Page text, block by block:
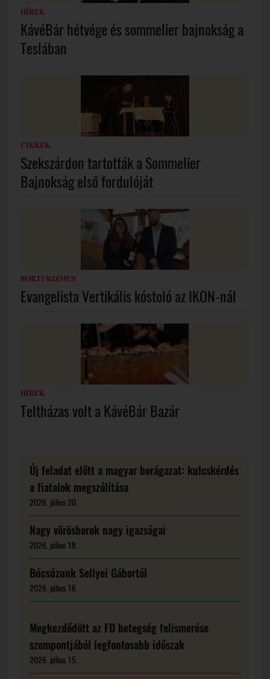
HÍREK
KávéBár hétvége és sommelier bajnokság a
Teslában
CIKKEK
Szekszárdon tartották a Sommelier
Bajnokság első fordulóját
BORTURIZMUS
Evangelista Vertikális kóstoló az IKON-nál
HÍREK
Teltházas volt a KávéBár Bazár
Új feladat előtt a magyar borágazat: kulcskérdés
a fiatalok megszólítása
2026. július 20.
Nagy vörösborok nagy igazságai
2026. július 18.
Búcsúzunk Sellyei Gábortól
2026. július 16.
Megkezdődött az FD betegség felismerése
szempontjából legfontosabb időszak
2026. július 15.